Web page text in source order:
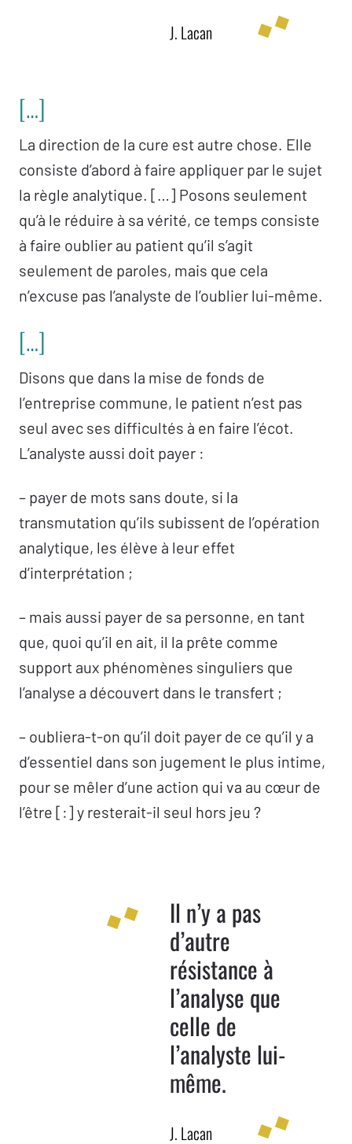
J. Lacan
[…]
La direction de la cure est autre chose. Elle
consiste d’abord à faire appliquer par le sujet
la règle analytique. […] Posons seulement
qu’à le réduire à sa vérité, ce temps consiste
à faire oublier au patient qu’il s’agit
seulement de paroles, mais que cela
n’excuse pas l’analyste de l’oublier lui-même.
[…]
Disons que dans la mise de fonds de
l’entreprise commune, le patient n’est pas
seul avec ses difficultés à en faire l’écot.
L’analyste aussi doit payer :
– payer de mots sans doute, si la
transmutation qu’ils subissent de l’opération
analytique, les élève à leur effet
d’interprétation ;
– mais aussi payer de sa personne, en tant
que, quoi qu’il en ait, il la prête comme
support aux phénomènes singuliers que
l’analyse a découvert dans le transfert ;
– oubliera-t-on qu’il doit payer de ce qu’il y a
d’essentiel dans son jugement le plus intime,
pour se mêler d’une action qui va au cœur de
l’être [:] y resterait-il seul hors jeu ?
Il n’y a pas
d’autre
résistance à
l’analyse que
celle de
l’analyste lui-
même.
J. Lacan